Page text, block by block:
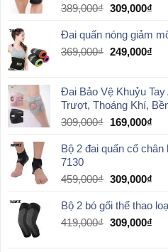
389,000₫ Giá
là:
389,000₫.
309,000₫Giá
tại
là:
Đai quấn nóng giảm
369,000₫ Giá
369,000₫.
249,000₫Giá
là:
Đai Bảo Vệ Khuỷu
Trượt, Thoáng Khí,
309,000₫ Giá
là:
169,000₫Giá
tại
Bộ 2 đai quấn cổ
7130
459,000₫ Giá
là:
459,000₫.
309,000₫Giá
tại
là:
Bộ 2 bó gối thể thao
419,000₫ Giá
309,000₫Giá